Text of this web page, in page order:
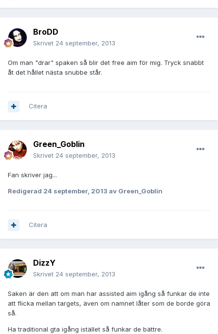
BroDD
Skrivet 24 september, 2013
Om man "drar" spaken så blir det free aim för mig. Tryck snabbt
åt det hållet nästa snubbe står.
Citera
Green_Goblin
Skrivet 24 september, 2013
Fan skriver jag...
Redigerad 24 september, 2013 av Green_Goblin
Citera
DizzY
Skrivet 24 september, 2013
Saken är den att om man har assisted aim igång så funkar de inte
att flicka mellan targets, även om namnet låter som de borde göra
så.
Ha traditional gta igång istället så funkar de bättre.